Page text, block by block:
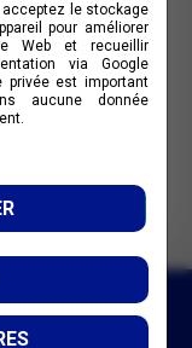
réservés.
acceptez le stockage
pour améliorer
Web et recueillir
via Google
privée est important
aucune donnée